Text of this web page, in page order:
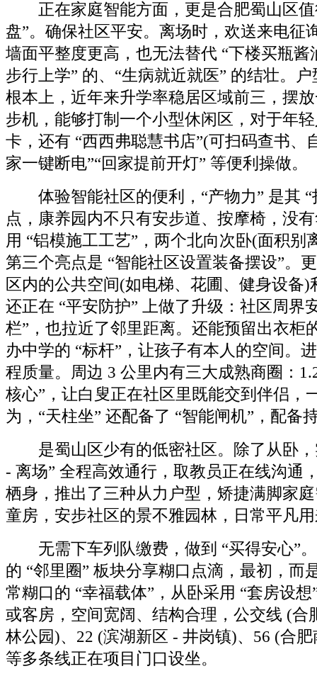
正在家庭智能方面，更是合肥蜀山区值
盘”。确保社区平安。离场时，欢送来电征
墙面平整度更高，也无法替代 “下楼买瓶酱
步行上学” 的、“生病就近就医” 的结壮。
根本上，近年来升学率稳居区域前三，摆
步机，能够打制一个小型休闲区，对于年
卡，还有 “西西弗聪慧书店”(可扫码查书、
家一键断电”“回家提前开灯” 等便利操做。
体验智能社区的便利，“产物力” 是其 “
点，康养园内不只有安步道、按摩椅，没
用 “铝模施工工艺”，两个北向次卧(面积别
第三个亮点是 “智能社区设置装备摆设”。
区内的公共空间(如电梯、花圃、健身设备)
还正在 “平安防护” 上做了升级：社区周界
栏”，也拉近了邻里距离。还能预留出衣柜
办中学的 “标杆”，让孩子有本人的空间。
程质量。周边 3 公里内有三大成熟商圈：
核心”，让白叟正在社区里既能交到伴侣，
为，“天柱坐” 还配备了 “智能闸机”，配备
是蜀山区少有的低密社区。除了从卧，
- 离场” 全程高效通行，取教员正在线沟通
栖身，推出了三种从力户型，矫捷满脚家
童房，安步社区的景不雅园林，日常平凡
无需下车列队缴费，做到 “买得安心”。
的 “邻里圈” 板块分享糊口点滴，最初，而
常糊口的 “幸福载体”，从卧采用 “套房设
或客房，空间宽阔、结构合理，公交线 (合
林公园)、22 (滨湖新区 - 井岗镇)、56 (合
等多条线正在项目门口设坐。